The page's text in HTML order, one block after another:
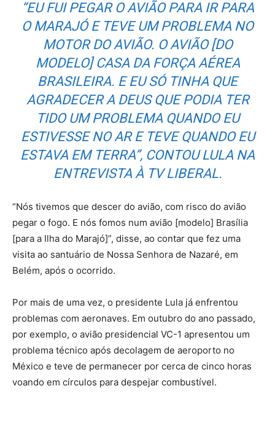
“EU FUI PEGAR O AVIÃO PARA IR PARA
O MARAJÓ E TEVE UM PROBLEMA NO
MOTOR DO AVIÃO. O AVIÃO [DO
MODELO] CASA DA FORÇA AÉREA
BRASILEIRA. E EU SÓ TINHA QUE
AGRADECER A DEUS QUE PODIA TER
TIDO UM PROBLEMA QUANDO EU
ESTIVESSE NO AR E TEVE QUANDO EU
ESTAVA EM TERRA”, CONTOU LULA NA
ENTREVISTA À TV LIBERAL.
“Nós tivemos que descer do avião, com risco do avião
pegar o fogo. E nós fomos num avião [modelo] Brasília
[para a Ilha do Marajó]”, disse, ao contar que fez uma
visita ao santuário de Nossa Senhora de Nazaré, em
Belém, após o ocorrido.
Por mais de uma vez, o presidente Lula já enfrentou
problemas com aeronaves. Em outubro do ano passado,
por exemplo, o avião presidencial VC-1 apresentou um
problema técnico após decolagem de aeroporto no
México e teve de permanecer por cerca de cinco horas
voando em círculos para despejar combustível.